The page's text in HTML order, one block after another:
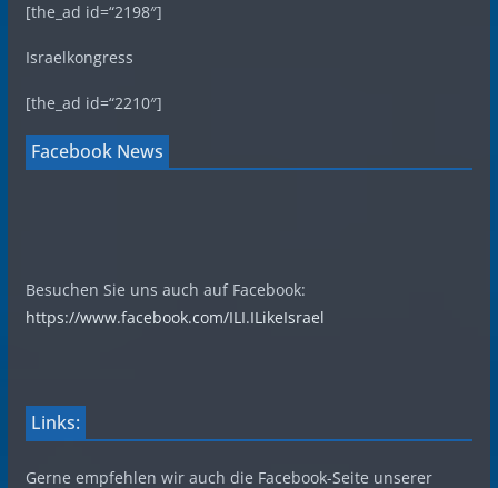
[the_ad id=“2198″]
Israelkongress
[the_ad id=“2210″]
Facebook News
Besuchen Sie uns auch auf Facebook:
https://www.facebook.com/ILI.ILikeIsrael
Links:
Gerne empfehlen wir auch die Facebook-Seite unserer